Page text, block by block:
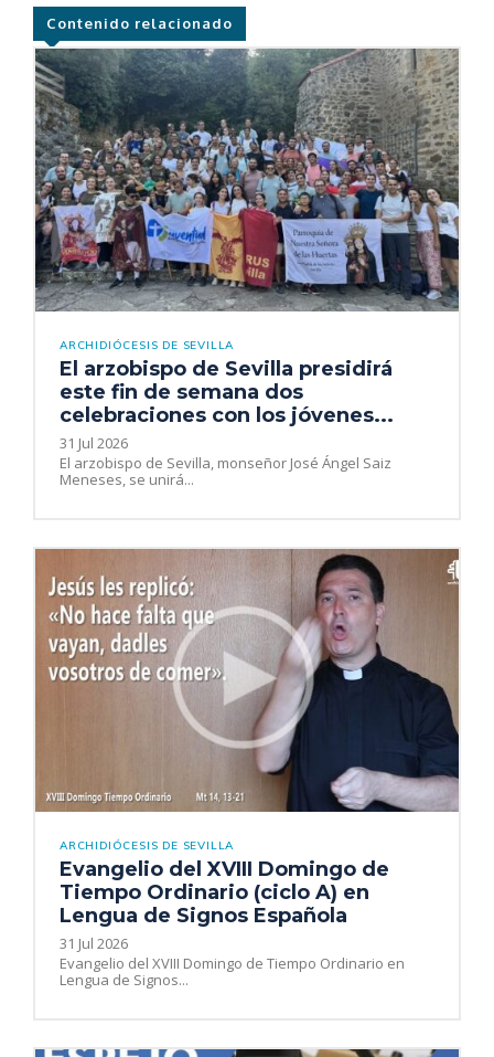
Contenido relacionado
ARCHIDIÓCESIS DE SEVILLA
El arzobispo de Sevilla presidirá
este fin de semana dos
celebraciones con los jóvenes...
31 Jul 2026
El arzobispo de Sevilla, monseñor José Ángel Saiz
Meneses, se unirá...
ARCHIDIÓCESIS DE SEVILLA
Evangelio del XVIII Domingo de
Tiempo Ordinario (ciclo A) en
Lengua de Signos Española
31 Jul 2026
Evangelio del XVIII Domingo de Tiempo Ordinario en
Lengua de Signos...